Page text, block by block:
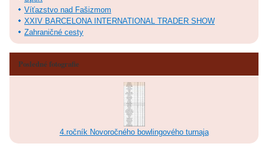
Víťazstvo nad Fašizmom
XXIV BARCELONA INTERNATIONAL TRADER SHOW
Zahraničné cesty
Posledné fotografie
4.ročník Novoročného bowlingového turnaja